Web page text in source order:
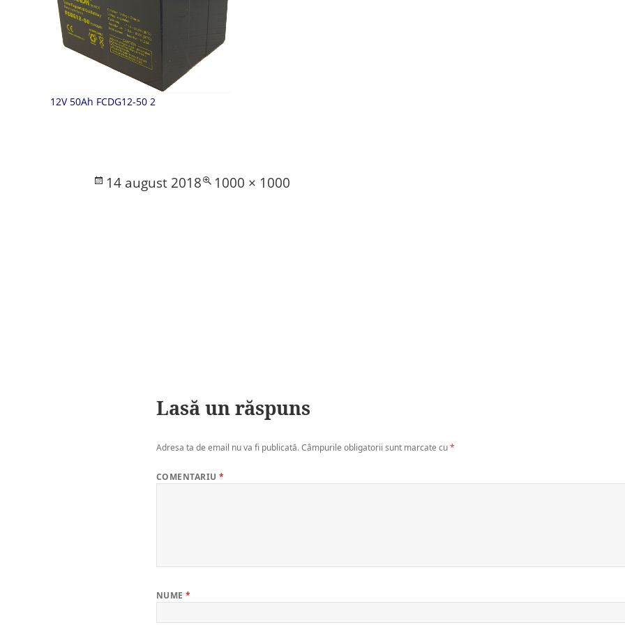
12V 50Ah FCDG12-50 2
Posted
14 august 2018
Full
1000 × 1000
Lasă un răspuns
Adresa ta de email nu va fi publicată.Câmpurile obligatorii sunt marcate cu*
COMENTARIU*
NUME*